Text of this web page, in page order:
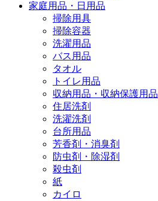
家庭用品・日用品
掃除用具
掃除容器
洗濯用品
バス用品
タオル
トイレ用品
収納用品・収納保護用品
住居洗剤
洗濯洗剤
台所用品
芳香剤・消臭剤
防虫剤・除湿剤
殺虫剤
紙
カイロ